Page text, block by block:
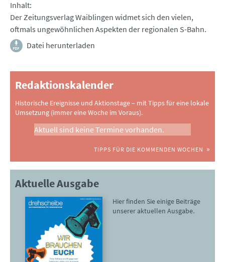
Inhalt
Der Zeitungsverlag Waiblingen widmet sich den vielen,
oftmals ungewöhnlichen Aspekten der regionalen S-Bahn.
Datei herunterladen
Redaktionskalender
Historische Ereignisse und Aktionstage – mit Tipps für eine lokale
Umsetzung (immer eine Woche im Voraus).
Aktuell sind keine Termine vorhanden.
TIPPS FÜR DIE KOMMENDEN WOCHEN
Aktuelle Ausgabe
Hier finden Sie einige Beiträge
unserer aktuellen Ausgabe.